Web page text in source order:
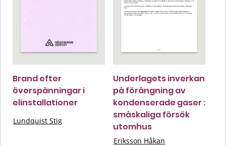
Brand efter
överspänningar i
elinstallationer
Lundquist Stig
Underlagets inverkan
på förångning av
kondenserade gaser :
småskaliga försök
utomhus
Eriksson Håkan